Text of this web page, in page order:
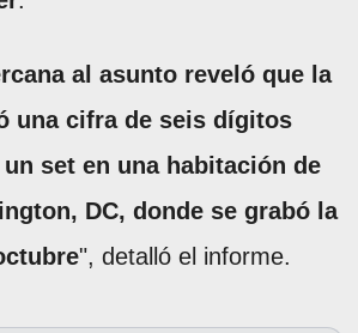
al asunto reveló que la
una cifra de seis dígitos
set en una habitación de
DC, donde se grabó la
", detalló el informe.